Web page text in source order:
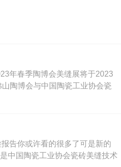
年春季陶博会美缝展将于2023
陶博会与中国陶瓷工业协会瓷
告你或许看的很多了可是新的
中国陶瓷工业协会瓷砖美缝技术